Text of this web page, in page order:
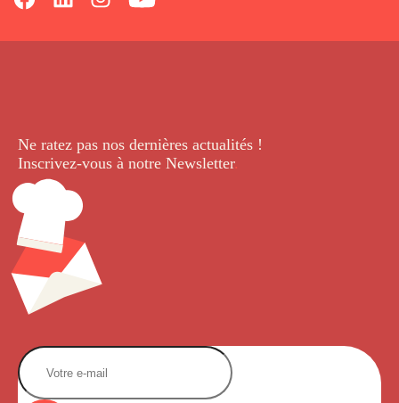
Ne ratez pas nos dernières actualités !
Inscrivez-vous à notre Newsletter.